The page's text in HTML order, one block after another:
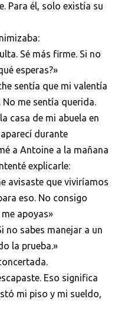
Para él, solo existía su
Sé más firme. Si no
esperas?»
sentía que mi valentía
No me sentía querida.
casa de mi abuela en
durante
a Antoine a la mañana
explicarle:
avisaste que viviríamos
eso. No consigo
apoyas»
no sabes manejar a un
la prueba.»
Eso significa
mi piso y mi sueldo,